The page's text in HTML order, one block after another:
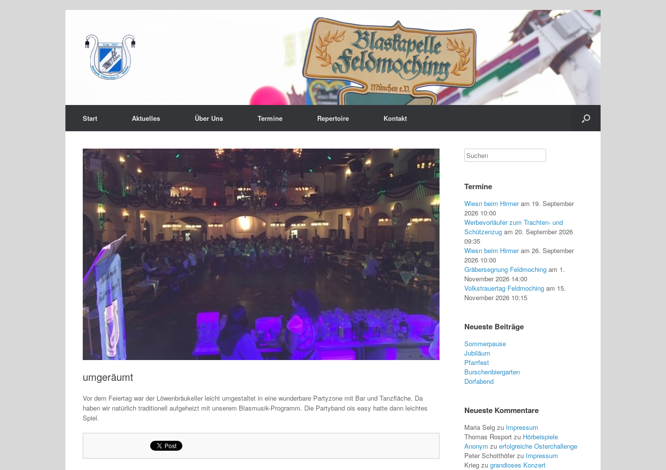
Start Aktuelles Über Uns Termine Repertoire Kontakt
umgeräumt
Vor dem Feiertag war der Löwenbräukeller leicht umgestaltet in eine wunderbare Partyzone mit Bar und Tanzfläche. Da
haben wir natürlich traditionell aufgeheizt mit unserem Blasmusik-Programm. Die Partyband ois easy hatte dann leichtes
Spiel.
Termine
Wiesn beim Hirmeram 19. September
2026 10:00
Werbevorläufer zum Trachten- und
Schützenzug am 20. September 2026
09:35
Wiesn beim Hirmeram 26. September
2026 10:00
Gräbersegnung Feldmoching am 1.
November 2026 14:00
Volkstrauertag Feldmoching am 15.
November 2026 10:15
Neueste Beiträge
Sommerpause
Jubiläum
Pfarrfest
Burschenbiergarten
Dorfabend
Neueste Kommentare
Maria Selg zu Impressum
Thomas Rosport zu Hörbeispiele
Anonym zuerfolgreiche Osterchallenge
Peter Schotthöferzu Impressum
Krieg zugrandioses Konzert